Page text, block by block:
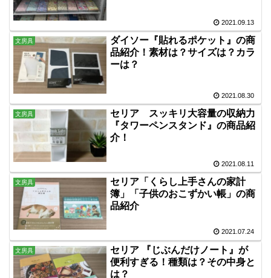
2021.09.13
文房具
ダイソー『貼れるポケット』の商
品紹介！素材は？サイズは？カラ
ーは？
2021.08.30
文房具
セリア スッキリ大容量の収納力
『タワーペンスタンド』の商品紹
介！
2021.08.11
文房具
セリア「くらし上手さんの家計
簿」「子供のおこずかい帳」の商
品紹介
2021.07.24
文房具
セリア 『じぶんだけノート』が
便利すぎる！種類は？その中身と
は？